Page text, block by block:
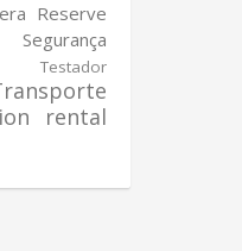
Reserve
Segurança
Testador
rental